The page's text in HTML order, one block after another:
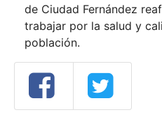
de Ciudad Fernández
trabajar por la salud y
población.